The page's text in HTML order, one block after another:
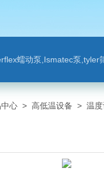
蠕动泵,Ismatec泵,tyler筛分
心 > 高低温设备 > 温